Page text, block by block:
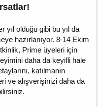
yıl olduğu gibi bu yıl da
hazırlanıyor. 8-14 Ekim
Prime üyeleri için
daha da keyifli hale
katılmanın
ve alışverişinizi daha da